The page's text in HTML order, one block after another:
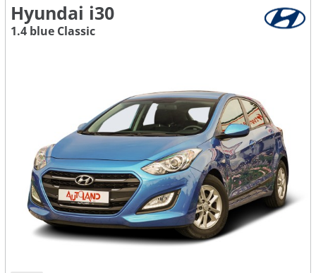
Hyundai i30
1.4 blue Classic